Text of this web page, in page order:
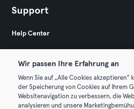
Support
Help Center
© 2026 Urban Sports Group
Wir passen Ihre Erfahrung an
Wenn Sie auf „Alle Cookies akzeptieren“
der Speicherung von Cookies auf Ihrem
Websitenavigation zu verbessern, die
analysieren und unsere